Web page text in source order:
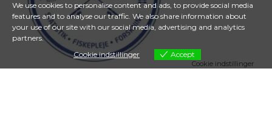
We use cookies to personalise content and ads, to provide social media
features and to analyse our traffic. We also share information about
your use of our site with our social media, advertising and analytics
partners.
Cookie indstillinger
Accept
Cookie indstillinger